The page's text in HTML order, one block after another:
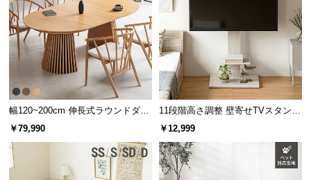
横幅 奥行き
約51㎝ 約53㎝ 約81㎝
充実のアフターサービス
商品のお届けから、ご購入後のアフターサービスま
で、トータルでご満足頂けるように努めています。
幅120~200cm 伸長式ラウンドダイ
ニングテーブル 6人掛け 天然木突
￥79,990
11段階高さ調整 壁寄せTVスタンド
キャスター付き 上下左右角度調節
￥12,999